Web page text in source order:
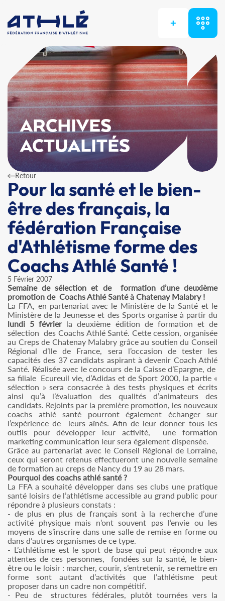
+
ARCHIVES
ACTUALITÉS
Retour
Pour la santé et le bien-
être des français, la
fédération Française
d'Athlétisme forme des
Coachs Athlé Santé !
5 Février 2007
Semaine de sélection et de formation d’une deuxième
promotion de Coachs Athlé Santé à Chatenay Malabry !
La FFA, en partenariat avec le Ministère de la Santé et le
Ministère de la Jeunesse et des Sports organise à partir du
lundi 5 févrierla deuxième édition de formation et de
sélection des Coachs Athlé Santé. Cette cession, organisée
au Creps de Chatenay Malabry grâce au soutien du Conseil
Régional d’Ile de France, sera l’occasion de tester les
capacités des 37 candidats aspirant à devenir Coach Athlé
Santé. Réalisée avec le concours de la Caisse d’Epargne, de
sa filiale Ecureuil vie, d’Adidas et de Sport 2000, la partie «
sélection » sera consacrée à des tests physiques et écrits
ainsi qu’à l’évaluation des qualités d’animateurs des
candidats. Rejoints par la première promotion, les nouveaux
coachs athlé santé pourront également échanger sur
l’expérience de leurs aînés. Afin de leur donner tous les
outils pour développer leur activité, une formation
marketing communication leur sera également dispensée.
Grâce au partenariat avec le Conseil Régional de Lorraine,
ceux qui seront retenus effectueront une nouvelle semaine
de formation au creps de Nancy du 19 au 28 mars.
Pourquoi des coachs athlé santé ?
La FFA a souhaité développer dans ses clubs une pratique
santé loisirs de l’athlétisme accessible au grand public pour
répondre à plusieurs constats :
- de plus en plus de français sont à la recherche d’une
activité physique mais n’ont souvent pas l’envie ou les
moyens de s’inscrire dans une salle de remise en forme ou
dans d’autres organismes de ce type.
- L’athlétisme est le sport de base qui peut répondre aux
attentes de ces personnes, fondées sur la santé, le bien-
être ou le loisir : marcher, courir, s’entretenir, se remettre en
forme sont autant d’activités que l’athlétisme peut
proposer dans un cadre non compétitif.
- Peu de structures fédérales, plutôt tournées vers la